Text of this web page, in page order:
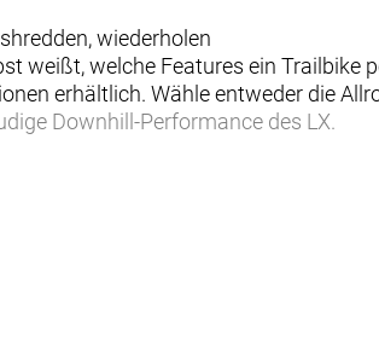
wiederholen
weißt, welche Features ein Trailbike
erhältlich. Wähle entweder die
Downhill-Performance des LX.